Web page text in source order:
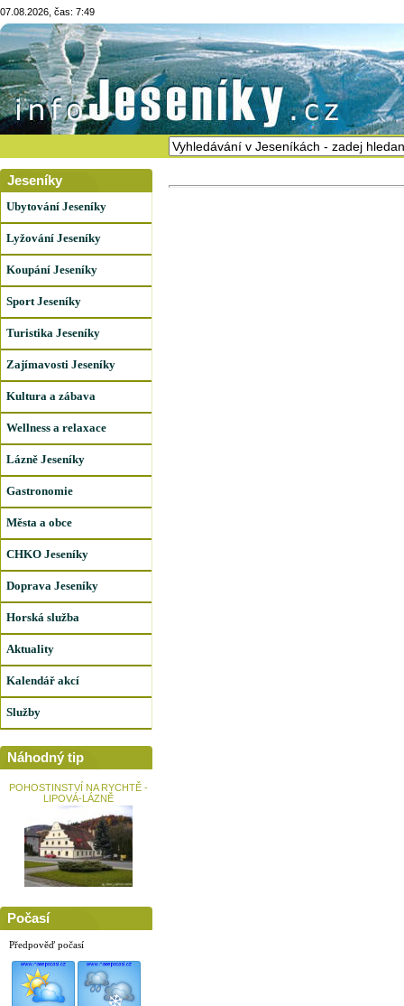
07.08.2026, čas: 7:49
Jeseníky
Ubytování Jeseníky
Lyžování Jeseníky
Koupání Jeseníky
Sport Jeseníky
Turistika Jeseníky
Zajímavosti Jeseníky
Kultura a zábava
Wellness a relaxace
Lázně Jeseníky
Gastronomie
Města a obce
CHKO Jeseníky
Doprava Jeseníky
Horská služba
Aktuality
Kalendář akcí
Služby
Náhodný tip
POHOSTINSTVÍ NA RYCHTĚ -
LIPOVÁ-LÁZNĚ
Počasí
Předpověď počasí